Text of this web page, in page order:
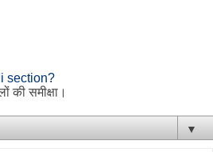
section?
की समीक्षा।
▼